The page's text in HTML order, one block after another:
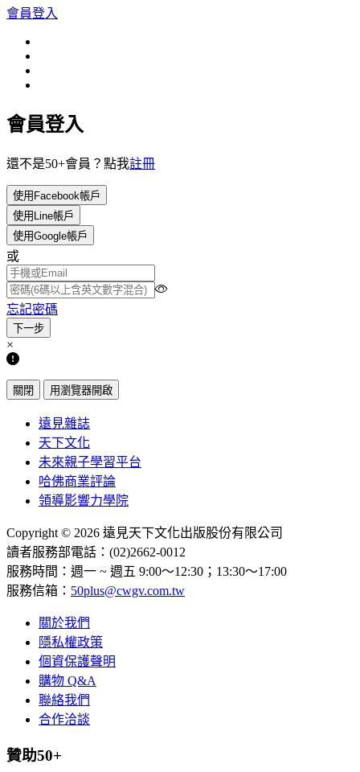
會員登入
會員登入
還不是50+會員？點我註冊
使用Facebook帳戶
使用Line帳戶
使用Google帳戶
或
忘記密碼
×
關閉 用瀏覽器開啟
遠見雜誌
天下文化
未來親子學習平台
哈佛商業評論
領導影響力學院
Copyright © 2026 遠見天下文化出版股份有限公司
讀者服務部電話：(02)2662-0012
服務時間：週一 ~ 週五 9:00～12:30；13:30～17:00
服務信箱： 50plus@cwgv.com.tw
關於我們
隱私權政策
個資保護聲明
購物 Q&A
聯絡我們
合作洽談
贊助50+